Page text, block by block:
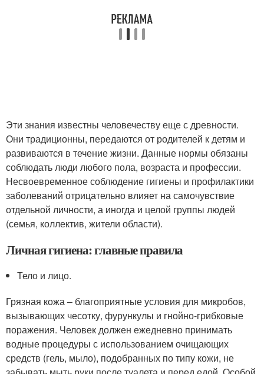
Эти знания известны человечеству еще с древности.
Они традиционны, передаются от родителей к детям и
развиваются в течение жизни. Данные нормы обязаны
соблюдать люди любого пола, возраста и профессии.
Несвоевременное соблюдение гигиены и профилактики
заболеваний отрицательно влияет на самочувствие
отдельной личности, а иногда и целой группы людей
(семья, коллектив, жители области).
Личная гигиена: главные правила
Тело и лицо.
Грязная кожа – благоприятные условия для микробов,
вызывающих чесотку, фурункулы и гнойно-грибковые
поражения. Человек должен ежедневно принимать
водные процедуры с использованием очищающих
средств (гель, мыло), подобранных по типу кожи, не